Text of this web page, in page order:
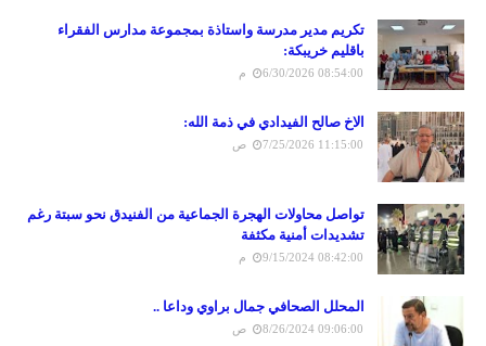
تكريم مدير مدرسة واستاذة بمجموعة مدارس الفقراء
باقليم خريبكة:
6/30/2026 08:54:00 م
الاخ صالح الفيدادي في ذمة الله:
7/25/2026 11:15:00 ص
تواصل محاولات الهجرة الجماعية من الفنيدق نحو سبتة رغم
تشديدات أمنية مكثفة
9/15/2024 08:42:00 م
المحلل الصحافي جمال براوي وداعا ..
8/26/2024 09:06:00 ص